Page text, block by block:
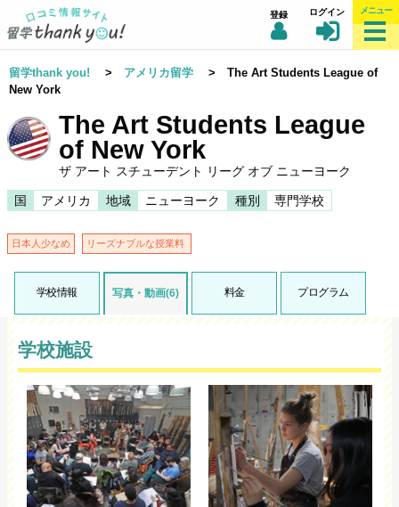
登録 ログイン メニュー
留学thank you! > アメリカ留学 > The Art Students League of
New York
The Art Students League
of New York
ザ アート スチューデント リーグ オブ ニューヨーク
国 アメリカ 地域 ニューヨーク 種別 専門学校
日本人少なめ リーズナブルな授業料
学校情報 写真・動画(6) 料金 プログラム
学校施設